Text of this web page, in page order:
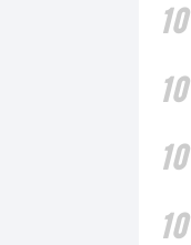
10
10
10
10